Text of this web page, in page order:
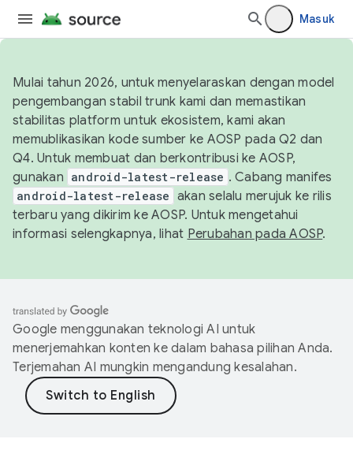
Masuk
Mulai tahun 2026, untuk menyelaraskan dengan model
pengembangan stabil trunk kami dan memastikan
stabilitas platform untuk ekosistem, kami akan
memublikasikan kode sumber ke AOSP pada Q2 dan
Q4. Untuk membuat dan berkontribusi ke AOSP,
gunakan android-latest-release . Cabang manifes
android-latest-release akan selalu merujuk ke rilis
terbaru yang dikirim ke AOSP. Untuk mengetahui
informasi selengkapnya, lihat Perubahan pada AOSP.
Google menggunakan teknologi AI untuk
menerjemahkan konten ke dalam bahasa pilihan Anda.
Terjemahan AI mungkin mengandung kesalahan.